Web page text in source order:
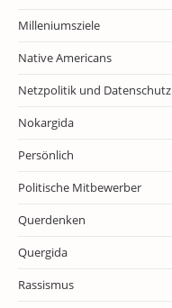
Milleniumsziele
Native Americans
Netzpolitik und Datenschutz
Nokargida
Persönlich
Politische Mitbewerber
Querdenken
Quergida
Rassismus